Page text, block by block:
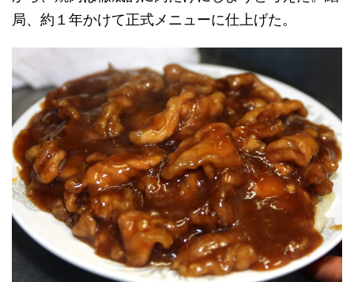
局、約１年かけて正式メニューに仕上げた。